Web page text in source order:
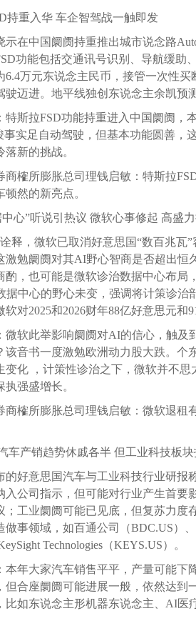
持重入华 车企智驾战一触即发
示在中国阛阓持重推出城市说念路
功能包括交通讯号识别、导航缓助
6.4万元东说念主民币，接管一次性
驶迈进。地平线独创东说念主余凯预
特斯拉FSD功能持重进入中国阛阓，
事实足自动驾驶，但基本功能圆善，
新的挑战。
商榷所膨胀总司理钱启敏：特斯拉
然的新亮点。
心”听说引热议 微软心事修起 高盛力
释，微软已取消好意思国“数百兆
激勉阛阓对其AI野心智商是否超出恒
酌，也可能是微软诊治数据中心布局
据中心的野心未变，强调将计策诊治
对2025和2026财年88亿好意思元和
微软此举影响阛阓对AI的信心，触及
该音书一度激勉欧洲动力股大跌。个
变化 ，计策性诊治之下，微软并不
强盛增长。
商榷所膨胀总司理钱启敏：微软退
车产销趋势休戚各半 但工业科技板块
的好意思国汽车与工业科技行业研报
入公司指示，但可能对行业产生首要
；工业阛阓可能已见底，但复苏力
做事领域，如百通公司（BDC.US）
Technologies（KEYS.US）。
本年大家汽车销售平平，产量可能下
但合座阛阓可能进展一般，依然达
比如东说念主形机器东说念主、AI医